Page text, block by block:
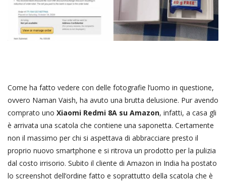
Come ha fatto vedere con delle fotografie l’uomo in questione,
ovvero Naman Vaish, ha avuto una brutta delusione. Pur avendo
comprato uno Xiaomi Redmi 8A su Amazon, infatti, a casa gli
è arrivata una scatola che contiene una saponetta. Certamente
non il massimo per chi si aspettava di abbracciare presto il
proprio nuovo smartphone e si ritrova un prodotto per la pulizia
dal costo irrisorio. Subito il cliente di Amazon in India ha postato
lo screenshot dell’ordine fatto e soprattutto della scatola che è